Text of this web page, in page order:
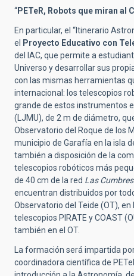
“PETeR, Robots que miran al
En particular, el “Itinerario
el
Proyecto Educativo con
del IAC, que permite a
Universo y desarrollar sus
con las mismas herramientas
internacional: los telescopios
grande de estos instrumentos
(LJMU), de 2 m de diámetro,
Observatorio del Roque de los
municipio de Garafía en la isla
también a disposición de la
telescopios robóticos más
de 40 cm de la red Las
encuentran distribuidos por
Observatorio del Teide (OT),
telescopios PIRATE y COAST
también en el OT.
La formación será impartida
coordinadora científica de